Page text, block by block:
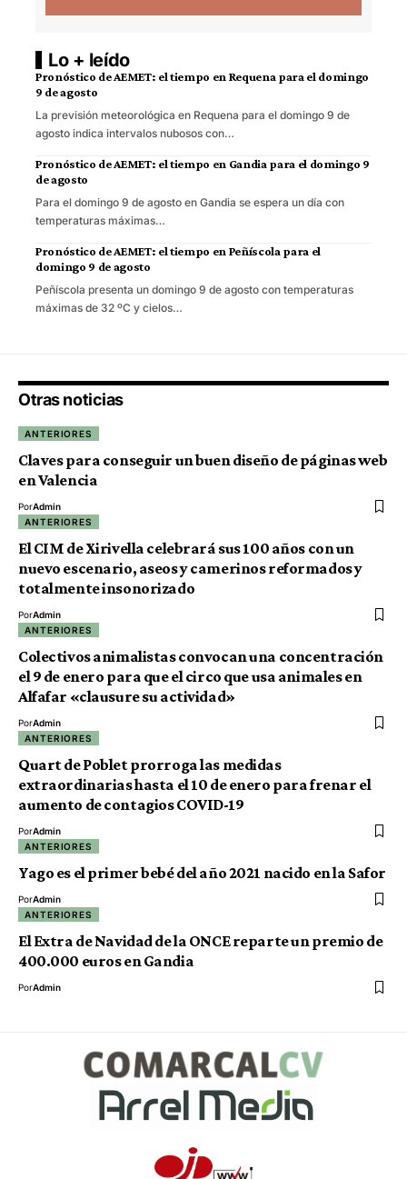
Lo + leído
Pronóstico de AEMET: el tiempo en Requena para el domingo
9 de agosto
La previsión meteorológica en Requena para el domingo 9 de
agosto indica intervalos nubosos con…
Pronóstico de AEMET: el tiempo en Gandia para el domingo 9
de agosto
Para el domingo 9 de agosto en Gandia se espera un día con
temperaturas máximas…
Pronóstico de AEMET: el tiempo en Peñíscola para el
domingo 9 de agosto
Peñíscola presenta un domingo 9 de agosto con temperaturas
máximas de 32 ºC y cielos…
Otras noticias
ANTERIORES
Claves para conseguir un buen diseño de páginas web
en Valencia
PorAdmin
ANTERIORES
El CIM de Xirivella celebrará sus 100 años con un
nuevo escenario, aseos y camerinos reformados y
totalmente insonorizado
PorAdmin
ANTERIORES
Colectivos animalistas convocan una concentración
el 9 de enero para que el circo que usa animales en
Alfafar «clausure su actividad»
PorAdmin
ANTERIORES
Quart de Poblet prorroga las medidas
extraordinarias hasta el 10 de enero para frenar el
aumento de contagios COVID-19
PorAdmin
ANTERIORES
Yago es el primer bebé del año 2021 nacido en la Safor
PorAdmin
ANTERIORES
El Extra de Navidad de la ONCE reparte un premio de
400.000 euros en Gandia
PorAdmin